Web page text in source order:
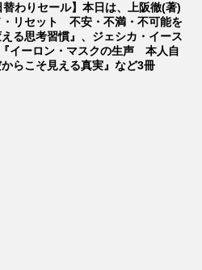
替わりセール】本日は、上阪徹(著)
・リセット 不安・不満・不可能を
る思考習慣』、ジェシカ・イース
イーロン・マスクの生声 本人自
らこそ見える真実』など3冊